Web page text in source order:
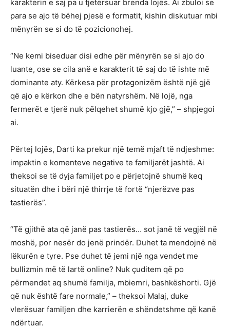
karakterin e saj pa u tjetërsuar brenda lojës. Ai zbuloi se
para se ajo të bëhej pjesë e formatit, kishin diskutuar mbi
mënyrën se si do të pozicionohej.
“Ne kemi biseduar disi edhe për mënyrën se si ajo do
luante, ose se cila anë e karakterit të saj do të ishte më
dominante aty. Kërkesa për protagonizëm është një gjë
që ajo e kërkon dhe e bën natyrshëm. Në lojë, nga
fermerët e tjerë nuk pëlqehet shumë kjo gjë,” – shpjegoi
ai.
Përtej lojës, Darti ka prekur një temë mjaft të ndjeshme:
impaktin e komenteve negative te familjarët jashtë. Ai
theksoi se të dyja familjet po e përjetojnë shumë keq
situatën dhe i bëri një thirrje të fortë “njerëzve pas
tastierës”.
“Të gjithë ata që janë pas tastierës… sot janë të vegjël në
moshë, por nesër do jenë prindër. Duhet ta mendojnë në
lëkurën e tyre. Pse duhet të jemi një nga vendet me
bullizmin më të lartë online? Nuk çuditem që po
përmendet aq shumë familja, mbiemri, bashkëshorti. Gjë
që nuk është fare normale,” – theksoi Malaj, duke
vlerësuar familjen dhe karrierën e shëndetshme që kanë
ndërtuar.